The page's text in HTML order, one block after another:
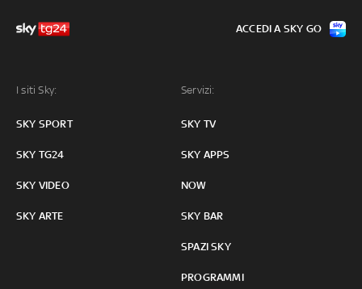
I siti Sky:
SKY SPORT
SKY TG24
SKY VIDEO
SKY ARTE
Servizi:
SKY TV
SKY APPS
NOW
SKY BAR
SPAZI SKY
PROGRAMMI
ACCEDI A SKY GO